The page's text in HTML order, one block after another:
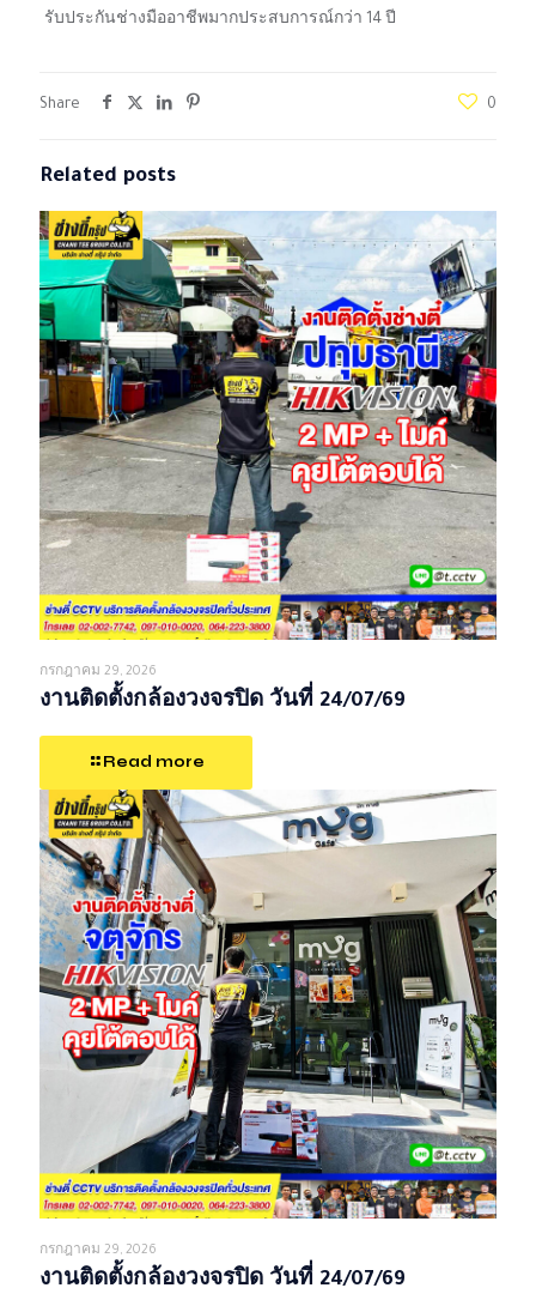
รับประกันช่างมืออาชีพมากประสบการณ์กว่า 14 ปี
Share 0
Related posts
กรกฎาคม 29, 2026
งานติดตั้งกล้องวงจรปิด วันที่ 24/07/69
Read more
กรกฎาคม 29, 2026
งานติดตั้งกล้องวงจรปิด วันที่ 24/07/69